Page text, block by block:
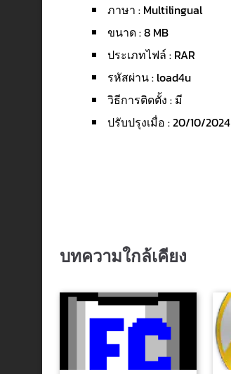
ภาษา : Multilingual
ขนาด : 8 MB
ประเภทไฟล์ : RAR
รหัสผ่าน : load4u
วิธีการติดตั้ง : มี
ปรับปรุงเมื่อ : 20/10/2024
บทความใกล้เคียง